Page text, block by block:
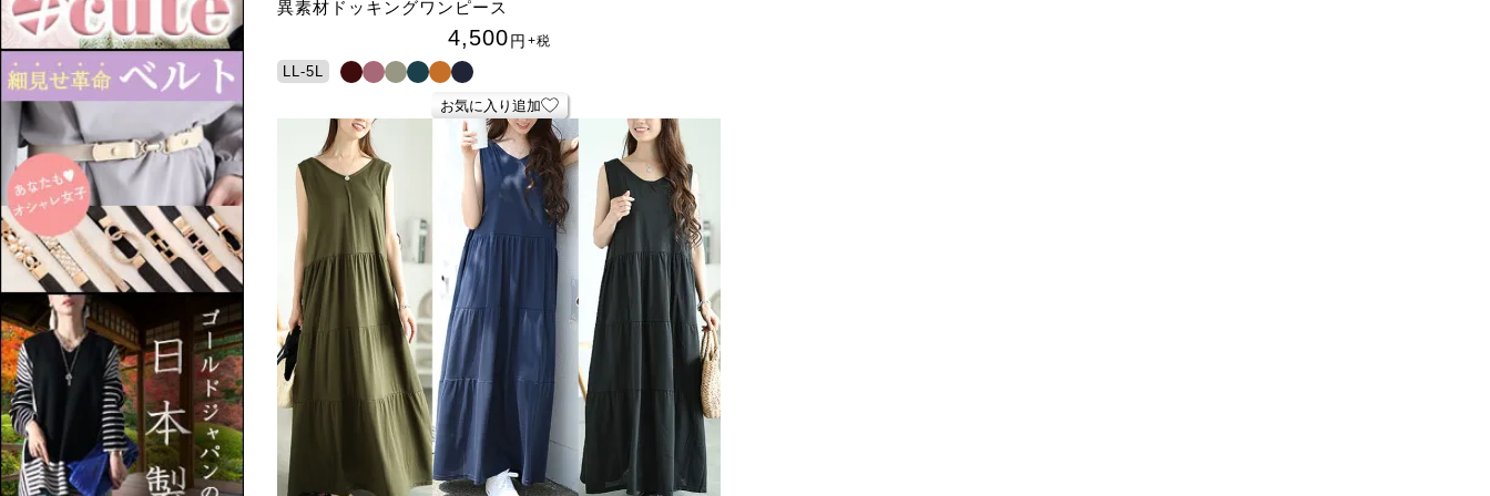
異素材ドッキングワンピース
4,500円 +税
LL-5L
お気に入り追加